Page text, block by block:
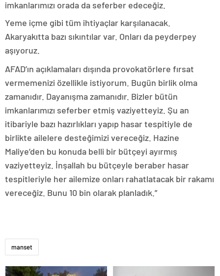
imkanlarımızı orada da seferber edeceğiz.
Yeme içme gibi tüm ihtiyaçlar karşılanacak.
Akaryakıtta bazı sıkıntılar var. Onları da peyderpey
aşıyoruz.
AFAD’ın açıklamaları dışında provokatörlere fırsat
vermemenizi özellikle istiyorum. Bugün birlik olma
zamanıdır. Dayanışma zamanıdır. Bizler bütün
imkanlarımızı seferber etmiş vaziyetteyiz. Şu an
itibariyle bazı hazırlıkları yapıp hasar tespitiyle de
birlikte ailelere desteğimizi vereceğiz. Hazine
Maliye’den bu konuda belli bir bütçeyi ayırmış
vaziyetteyiz. İnşallah bu bütçeyle beraber hasar
tespitleriyle her ailemize onları rahatlatacak bir rakamı
vereceğiz. Bunu 10 bin olarak planladık.”
manset